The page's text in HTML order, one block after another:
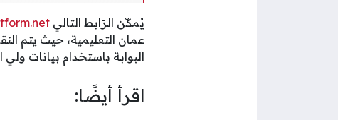
يُمكّن الرّابط التالي
عمان التعليمية، حيث يتم
البوابة باستخدام بيانات ولي
اقرأ أيضًا: